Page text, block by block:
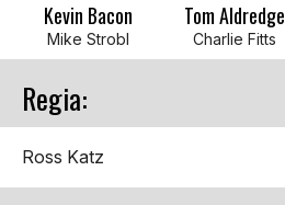
Kevin Bacon
Mike Strobl
Tom Aldredge
Charlie Fitts
Regia:
Ross Katz